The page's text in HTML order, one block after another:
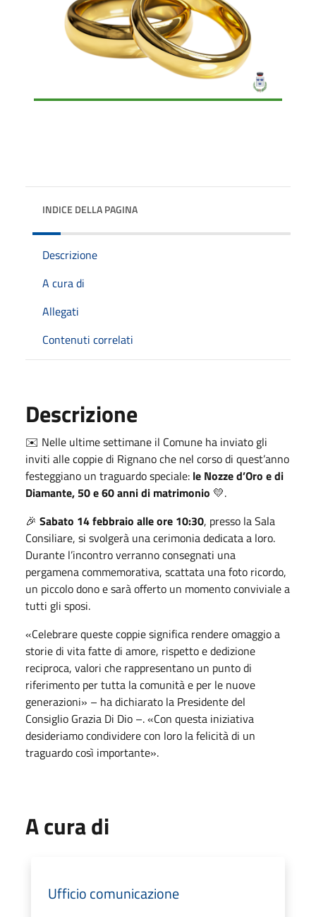
INDICE DELLA PAGINA
Descrizione
A cura di
Allegati
Contenuti correlati
Descrizione
✉️ Nelle ultime settimane il Comune ha inviato gli
inviti alle coppie di Rignano che nel corso di quest’anno
festeggiano un traguardo speciale: le Nozze d’Oro e di
Diamante, 50 e 60 anni di matrimonio 💛.
🎉 Sabato 14 febbraio alle ore 10:30, presso la Sala
Consiliare, si svolgerà una cerimonia dedicata a loro.
Durante l’incontro verranno consegnati una
pergamena commemorativa, scattata una foto ricordo,
un piccolo dono e sarà offerto un momento conviviale a
tutti gli sposi.
«Celebrare queste coppie significa rendere omaggio a
storie di vita fatte di amore, rispetto e dedizione
reciproca, valori che rappresentano un punto di
riferimento per tutta la comunità e per le nuove
generazioni» – ha dichiarato la Presidente del
Consiglio Grazia Di Dio –. «Con questa iniziativa
desideriamo condividere con loro la felicità di un
traguardo così importante».
A cura di
Ufficio comunicazione